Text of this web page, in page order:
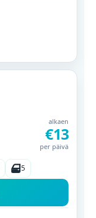
alkaen
€13
per päivä
5